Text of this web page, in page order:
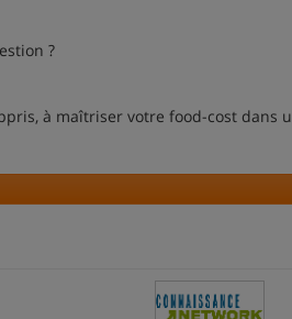
?
à maîtriser votre food-cost dans